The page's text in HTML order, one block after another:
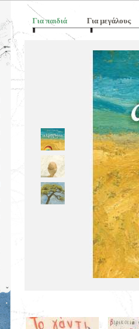
Για παιδιά Για μεγάλους